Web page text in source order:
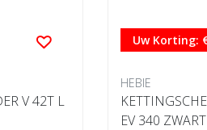
V 42T L
Uw Korting:
HEBIE
EV 340 ZWART